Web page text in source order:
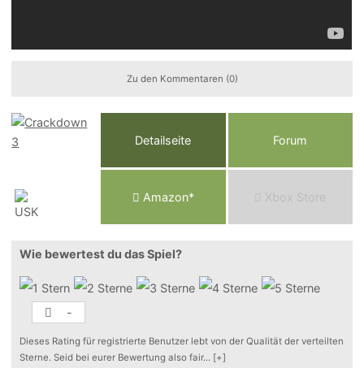
Zu den Kommentaren (0)
Detailseite Forum
Amazon* Xbox Store
Wie bewertest du das Spiel?
-
Dieses Rating für registrierte Benutzer lebt von der Qualität der verteilten
Sterne. Seid bei eurer Bewertung also fair... [+]